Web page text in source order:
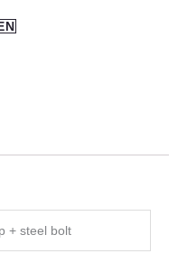
+ steel bolt